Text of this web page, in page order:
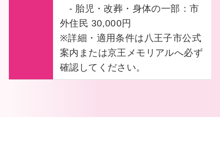
- 胎児・改葬・身体の一部：市
外住民 30,000円
※詳細・適用条件は八王子市公式
案内または京王メモリアルへ必ず
確認してください。